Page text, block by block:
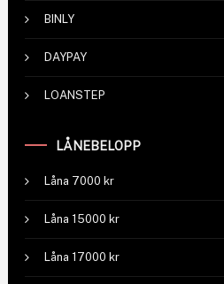
BINLY
DAYPAY
LOANSTEP
LÅNEBELOPP
Låna 7000 kr
Låna 15000 kr
Låna 17000 kr